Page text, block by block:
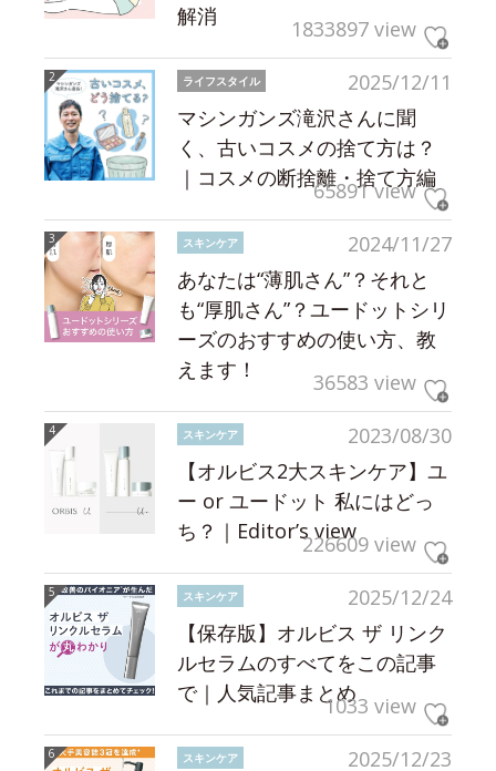
解消
1833897 view
2025/12/11
ライフスタイル
マシンガンズ滝沢さんに聞
く、古いコスメの捨て方は？
｜コスメの断捨離・捨て方編
65891 view
2024/11/27
スキンケア
あなたは“薄肌さん”？それと
も“厚肌さん”？ユードットシリ
ーズのおすすめの使い方、教
えます！
36583 view
2023/08/30
スキンケア
【オルビス2大スキンケア】ユ
ー or ユードット 私にはどっ
ち？｜Editor’s view226609 view
2025/12/24
スキンケア
【保存版】オルビス ザ リンク
ルセラムのすべてをこの記事
で｜人気記事まとめ1033 view
2025/12/23
スキンケア